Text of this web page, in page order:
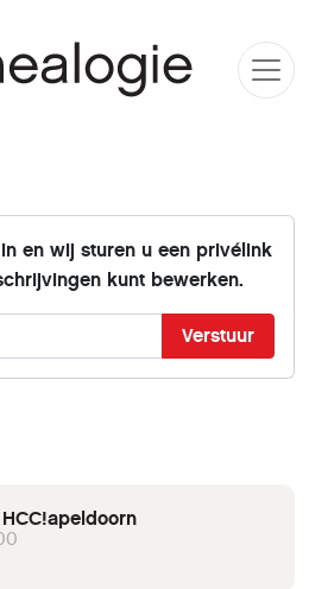
en wij sturen u een privélink
kunt bewerken.
Verstuur